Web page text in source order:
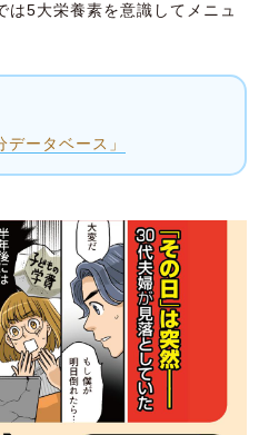
は5大栄養素を意識してメニュ
ータベース」